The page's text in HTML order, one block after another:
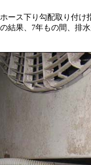
ース下り勾配取り付け
結果、7年もの間、排